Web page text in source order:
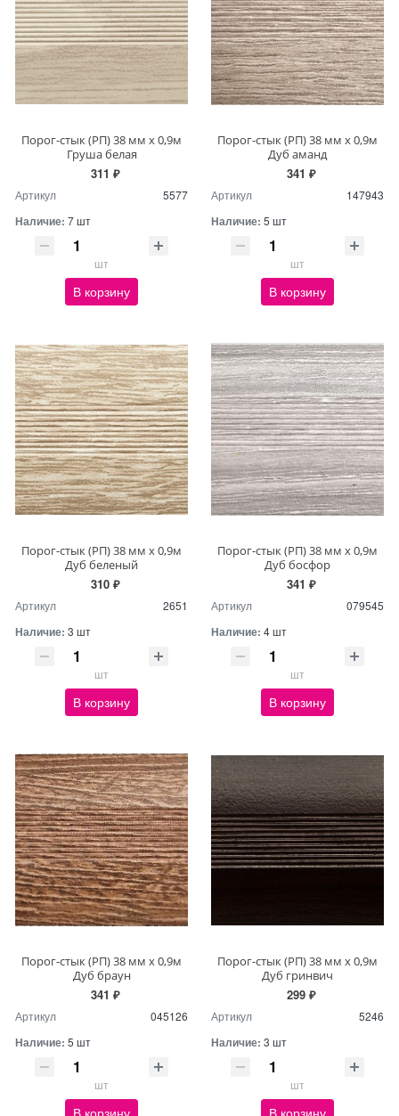
Порог-стык (РП) 38 мм х 0,9м
Груша белая
311 ₽
Артикул 5577
Наличие: 7 шт
шт
В корзину
Порог-стык (РП) 38 мм х 0,9м
Дуб аманд
341 ₽
Артикул 147943
Наличие: 5 шт
шт
В корзину
Порог-стык (РП) 38 мм х 0,9м
Дуб беленый
310 ₽
Артикул 2651
Наличие: 3 шт
шт
В корзину
Порог-стык (РП) 38 мм х 0,9м
Дуб босфор
341 ₽
Артикул 079545
Наличие: 4 шт
шт
В корзину
Порог-стык (РП) 38 мм х 0,9м
Дуб браун
341 ₽
Артикул 045126
Наличие: 5 шт
шт
Порог-стык (РП) 38 мм х 0,9м
Дуб гринвич
299 ₽
Артикул 5246
Наличие: 3 шт
шт